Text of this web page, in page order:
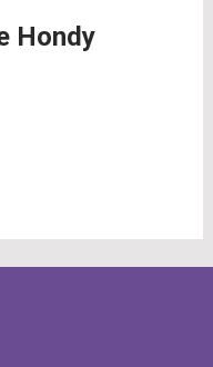
Hondy